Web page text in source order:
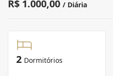
R$ 1.000,00 / Diária
2 Dormitórios